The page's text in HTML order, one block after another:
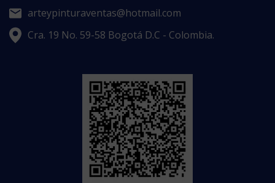
arteypinturaventas@hotmail.com
Cra. 19 No. 59-58 Bogotá D.C - Colombia.